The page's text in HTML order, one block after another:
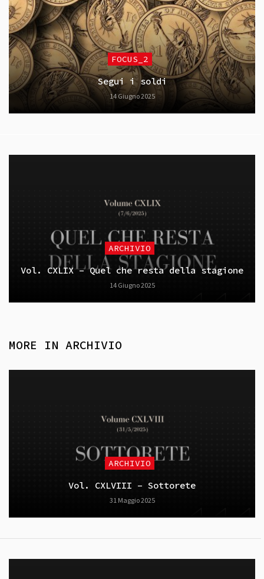
FOCUS_2
Segui i soldi
14 Giugno 2025
ARCHIVIO
Vol. CXLIX – Quel che resta della stagione
14 Giugno 2025
MORE IN ARCHIVIO
ARCHIVIO
Vol. CXLVIII – Sottorete
31 Maggio 2025